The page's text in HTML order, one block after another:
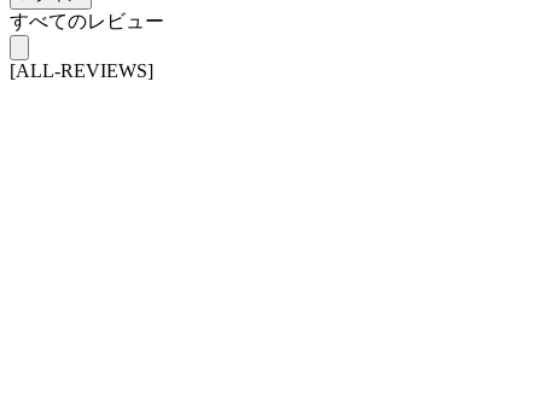
すべてのレビュー
[ALL-REVIEWS]